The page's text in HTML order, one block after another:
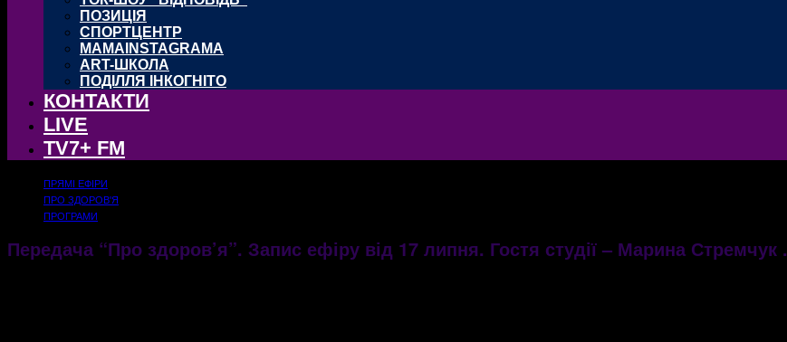
ПОЗИЦІЯ
СПОРТЦЕНТР
MAMAINSTAGRAMA
ART-ШКОЛА
ПОДІЛЛЯ ІНКОГНІТО
КОНТАКТИ
LIVE
TV7+ FM
ПРЯМІ ЕФІРИ
ПРО ЗДОРОВ'Я
ПРОГРАМИ
Передача “Про здоров’я”. Запис ефіру від 17 липня. Гостя студії – Марина Стремчук .